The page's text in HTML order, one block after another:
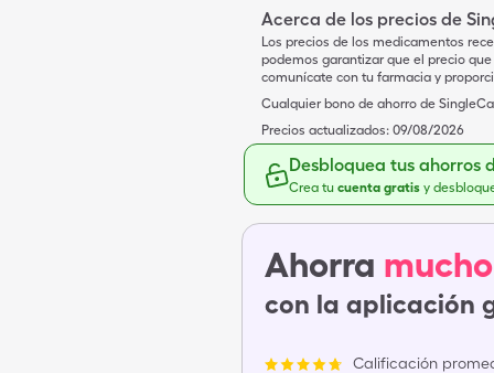
Acerca de los precios de
Los precios de los medicamentos
podemos garantizar que el precio
comunícate con tu farmacia y
Cualquier bono de ahorro de
Precios actualizados: 09/08/2026
Desbloquea tus ahorros
Crea tu cuenta gratis y
Ahorra mucho
con la aplicación
Calificación